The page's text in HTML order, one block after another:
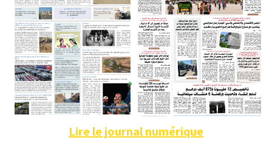
Lire le journal numérique